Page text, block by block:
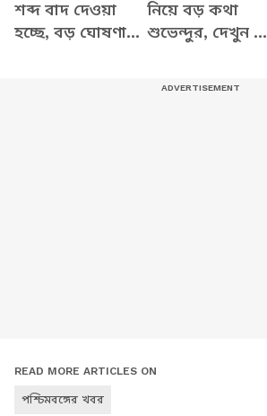
শব্দ বাদ দেওয়া
হচ্ছে, বড় ঘোষণা
নিয়ে বড় কথা
শুভেন্দুর, দেখুন কী
READ MORE ARTICLES ON
পশ্চিমবঙ্গের খবর